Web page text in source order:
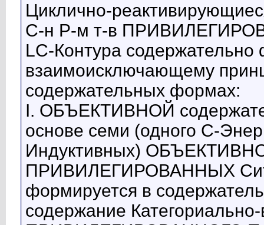
Циклично-
С-н Р-м т-в
LC-Контура
взаимоисключающему
содержательных формах:
I. ОБЪЕКТИВНОЙ
основе семи (одного С-
Индуктивных)
ПРИВИЛЕГИРОВАННЫХ
формируется в
содержание